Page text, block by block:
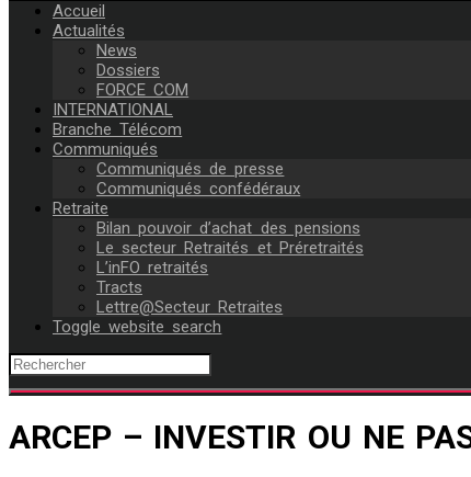
Accueil
Actualités
News
Dossiers
FORCE COM
INTERNATIONAL
Branche Télécom
Communiqués
Communiqués de presse
Communiqués confédéraux
Retraite
Bilan pouvoir d’achat des pensions
Le secteur Retraités et Préretraités
L’inFO retraités
Tracts
Lettre@Secteur Retraites
Toggle website search
ARCEP – INVESTIR OU NE